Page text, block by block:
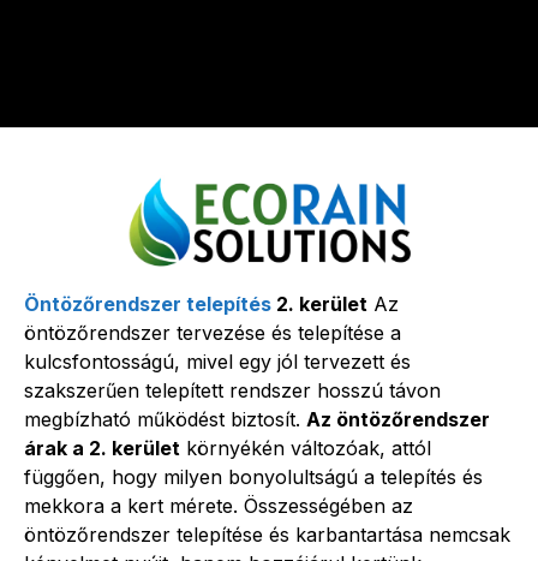
Öntözőrendszer telepítés 2. kerület Az
öntözőrendszer tervezése és telepítése a
kulcsfontosságú, mivel egy jól tervezett és
szakszerűen telepített rendszer hosszú távon
megbízható működést biztosít. Az öntözőrendszer
árak a 2. kerület környékén változóak, attól
függően, hogy milyen bonyolultságú a telepítés és
mekkora a kert mérete. Összességében az
öntözőrendszer telepítése és karbantartása nemcsak